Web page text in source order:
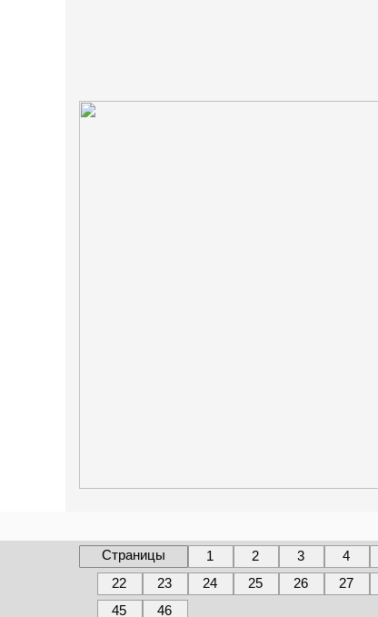
Страницы 1 3 4
2
24
23
22 25 26 27
45
46